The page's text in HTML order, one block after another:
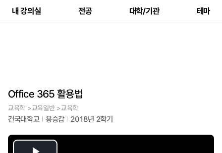
내 강의실 전공 대학/기관 테마
Office 365 활용법
교육학 >교육일반 >교육학
건국대학교 용승갑 2018년 2학기